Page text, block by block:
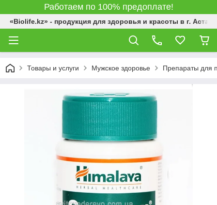
Работаем по 100% предоплате!
«Biolife.kz» - продукция для здоровья и красоты в г. Астана
Товары и услуги Мужское здоровье Препараты для